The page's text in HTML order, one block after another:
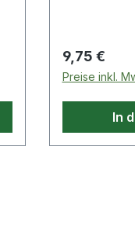
Regulärer
9,75 €
Preise inkl.
In